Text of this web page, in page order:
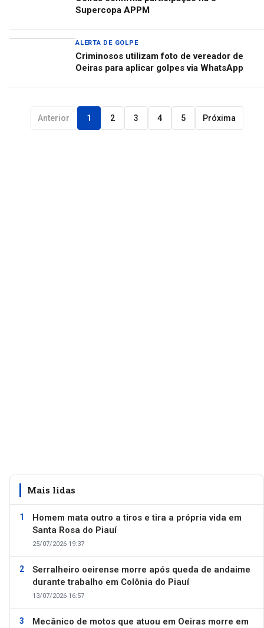
Supercopa APPM
ALERTA DE GOLPE
Criminosos utilizam foto de vereador de
Oeiras para aplicar golpes via WhatsApp
Anterior 1 2 3 4 5 Próxima
Mais lidas
Homem mata outro a tiros e tira a própria vida em
Santa Rosa do Piauí
25/07/2026 19:37
Serralheiro oeirense morre após queda de andaime
durante trabalho em Colônia do Piauí
13/07/2026 16:57
Mecânico de motos que atuou em Oeiras morre em